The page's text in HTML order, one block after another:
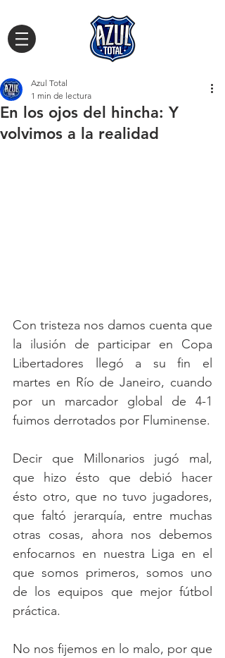
En los ojos del hincha: Y
volvimos a la realidad
Azul Total
1 min de lectura
Con tristeza nos damos cuenta que
la ilusión de participar en Copa
Libertadores llegó a su fin el
martes en Río de Janeiro, cuando
por un marcador global de 4-1
fuimos derrotados por Fluminense.
Decir que Millonarios jugó mal,
que hizo ésto que debió hacer
ésto otro, que no tuvo jugadores,
que faltó jerarquía, entre muchas
otras cosas, ahora nos debemos
enfocarnos en nuestra Liga en el
que somos primeros, somos uno
de los equipos que mejor fútbol
práctica.
No nos fijemos en lo malo, por que